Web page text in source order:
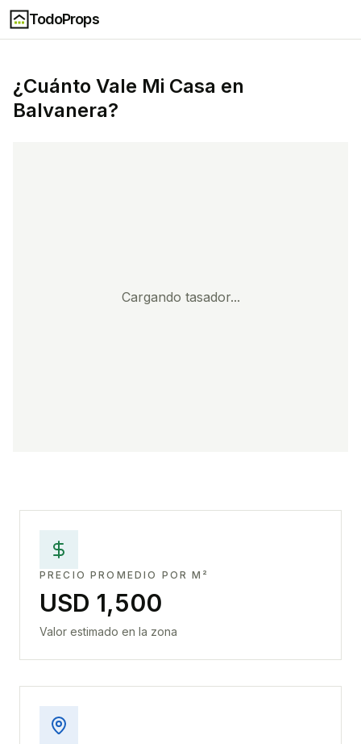
TodoProps
¿Cuánto Vale Mi Casa en
Balvanera?
Cargando tasador...
PRECIO PROMEDIO POR M²
USD 1,500
Valor estimado en la zona